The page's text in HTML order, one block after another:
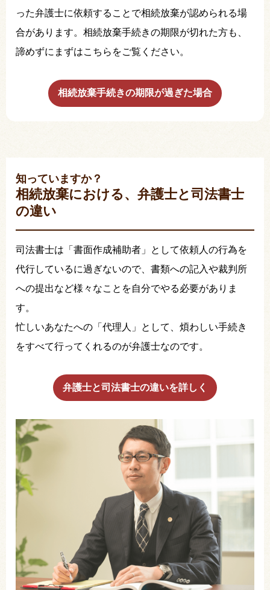
った弁護士に依頼することで相続放棄が認められる場
合があります。相続放棄手続きの期限が切れた方も、
諦めずにまずはこちらをご覧ください。
相続放棄手続きの期限が過ぎた場合
知っていますか？
相続放棄における、弁護士と司法書士
の違い
司法書士は「書面作成補助者」として依頼人の行為を
代行しているに過ぎないので、書類への記入や裁判所
への提出など様々なことを自分でやる必要がありま
す。
忙しいあなたへの「代理人」として、煩わしい手続き
をすべて行ってくれるのが弁護士なのです。
弁護士と司法書士の違いを詳しく